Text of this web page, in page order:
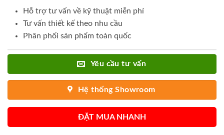
Hỗ trợ tư vấn về kỹ thuật miễn phí
Tư vấn thiết kế theo nhu cầu
Phân phối sản phẩm toàn quốc
Yêu cầu tư vấn
Hệ thống Showroom
ĐẶT MUA NHANH